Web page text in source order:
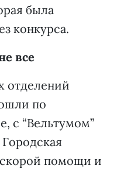
была
конкурса.
все
отделений
по
с “Вельтумом”
помощи и